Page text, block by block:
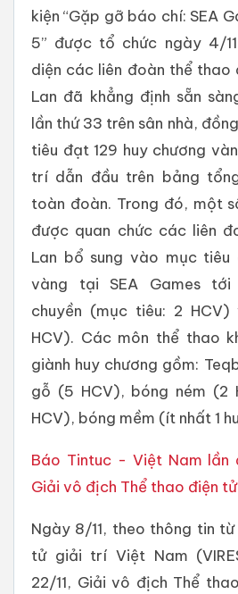
kiện “Gặp gỡ báo chí: SEA
5” được tổ chức ngày 4/
diện các liên đoàn thể thao
Lan đã khẳng định sẵn
lần thứ 33 trên sân nhà,
tiêu đạt 129 huy chương
trí dẫn đầu trên bảng
toàn đoàn. Trong đó, một
được quan chức các liên
Lan bổ sung vào mục tiêu
vàng tại SEA Games
chuyền (mục tiêu: 2
HCV). Các môn thể thao
giành huy chương gồm:
gỗ (5 HCV), bóng ném (2
HCV), bóng mềm (ít nhất 1
Báo Tintuc - Việt Nam lần
Giải vô địch Thể thao điện
Ngày 8/11, theo thông tin
tử giải trí Việt Nam
22/11, Giải vô địch Thể